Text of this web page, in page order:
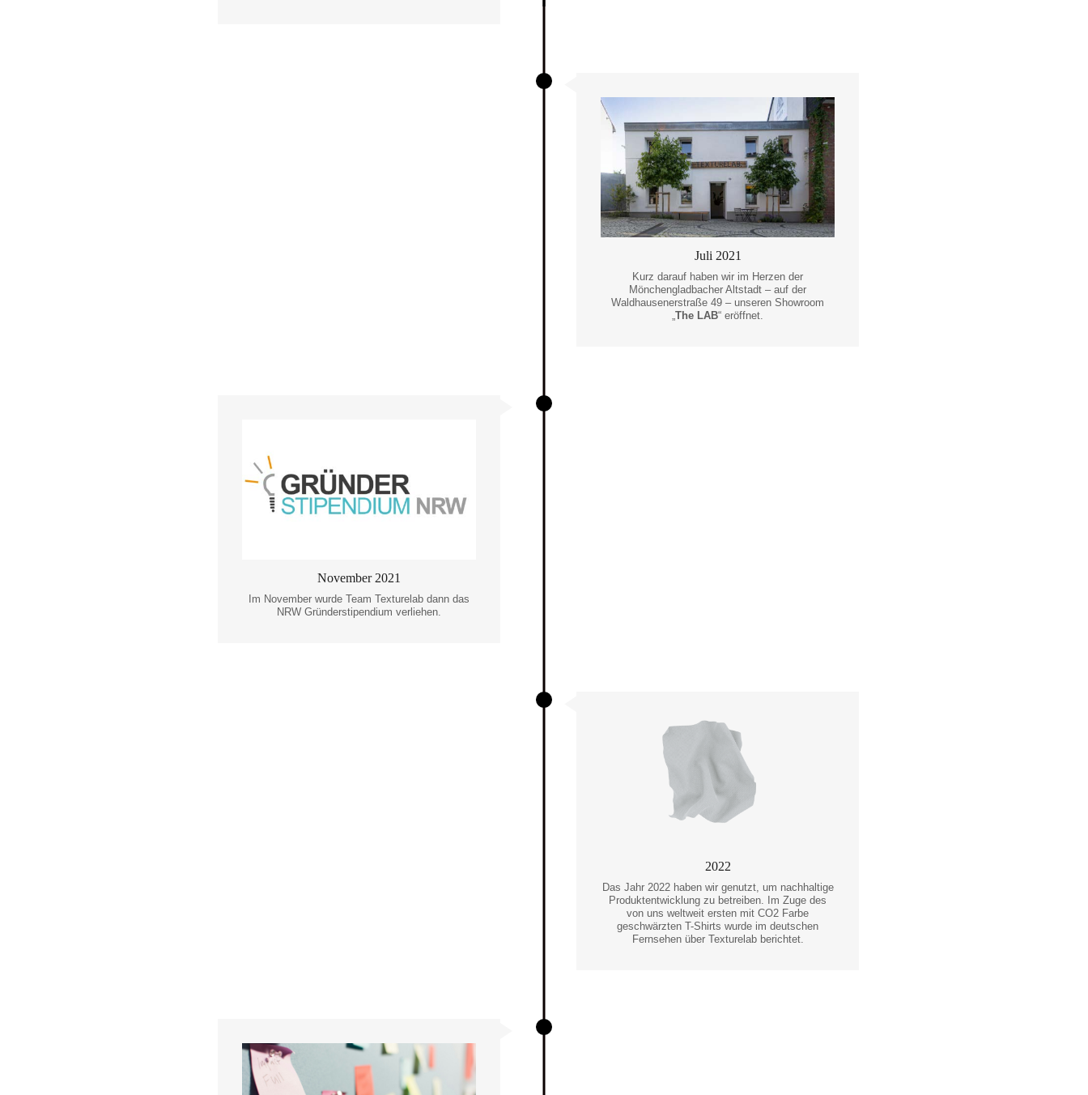
Juli 2021
Kurz darauf haben wir im Herzen der
Mönchengladbacher Altstadt – auf der
Waldhausenerstraße 49 – unseren Showroom
„The LAB“ eröffnet.
November 2021
Im November wurde Team Texturelab dann das
NRW Gründerstipendium verliehen.
2022
Das Jahr 2022 haben wir genutzt, um nachhaltige
Produktentwicklung zu betreiben. Im Zuge des
von uns weltweit ersten mit CO2 Farbe
geschwärzten T-Shirts wurde im deutschen
Fernsehen über Texturelab berichtet.